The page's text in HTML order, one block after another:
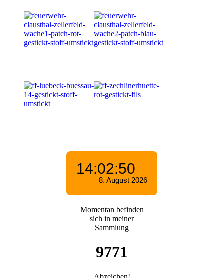
Momentan befinden
sich in meiner
Sammlung
9771